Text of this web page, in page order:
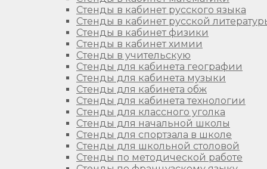
Стенды в кабинет русского языка
Стенды в кабинет русской
Стенды в кабинет физики
Стенды в кабинет химии
Стенды в учительскую
Стенды для кабинета географии
Стенды для кабинета музыки
Стенды для кабинета обж
Стенды для кабинета технологии
Стенды для классного уголка
Стенды для начальной школы
Стенды для спортзала в школе
Стенды для школьной столовой
Стенды по методической работе